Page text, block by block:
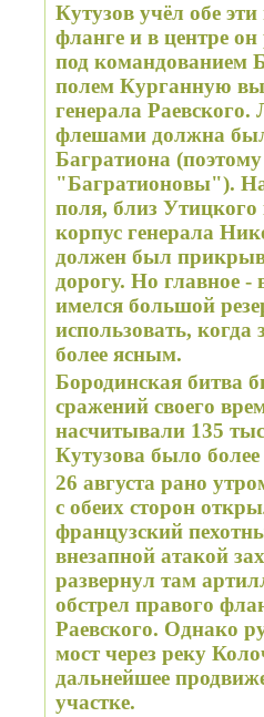
Кутузов учёл обе
фланге и в центре
под командованием
полем Курганную
генерала
флешами должна
Багратиона
"Багратионовы").
поля, близ Утицкого
корпус генерала
должен был
дорогу. Но главное -
имелся большой
использовать,
более ясным.
Бородинская битва
сражений своего
насчитывали 135
Кутузова было
26 августа рано
с обеих сторон
французский
внезапной атакой
развернул там
обстрел правого
Раевского. Однако
мост через реку
дальнейшее
участке.